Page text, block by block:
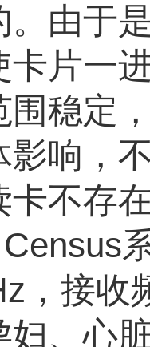
。由于
卡片一
围稳定
影响，
卡不存
，接收
妇、心